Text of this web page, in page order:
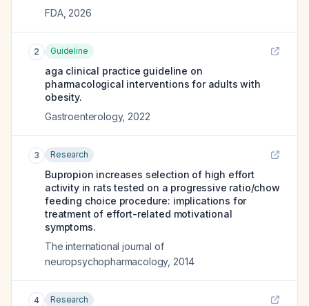
FDA, 2026
2 Guideline
aga clinical practice guideline on
pharmacological interventions for adults with
obesity.
Gastroenterology, 2022
3 Research
Bupropion increases selection of high effort
activity in rats tested on a progressive ratio/chow
feeding choice procedure: implications for
treatment of effort-related motivational
symptoms.
The international journal of
neuropsychopharmacology, 2014
4 Research